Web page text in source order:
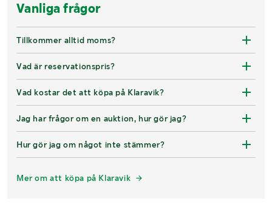
Vanliga frågor
Tillkommer alltid moms?
Vad är reservationspris?
Vad kostar det att köpa på Klaravik?
Jag har frågor om en auktion, hur gör jag?
Hur gör jag om något inte stämmer?
Mer om att köpa på Klaravik